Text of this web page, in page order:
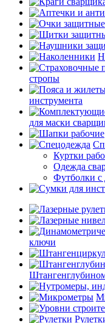
стропы
инструмента
для маски
Куртки
Одежда
Футболки с
ключи